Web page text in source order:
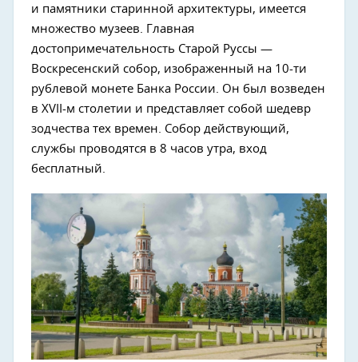
и памятники старинной архитектуры, имеется
множество музеев. Главная
достопримечательность Старой Руссы —
Воскресенский собор, изображенный на 10-ти
рублевой монете Банка России. Он был возведен
в XVII-м столетии и представляет собой шедевр
зодчества тех времен. Собор действующий,
службы проводятся в 8 часов утра, вход
бесплатный.